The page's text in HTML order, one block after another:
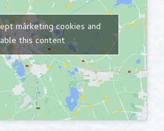
márketing cookies and
this content